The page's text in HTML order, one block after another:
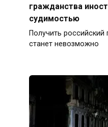
гражданства
судимостью
Получить
станет невозможно